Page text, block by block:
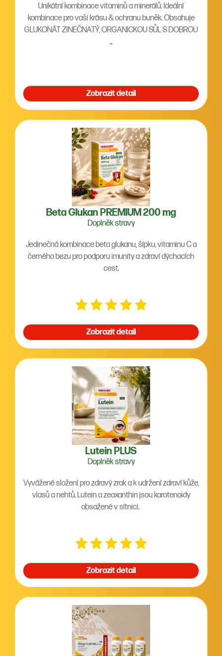
Unikátní kombinace vitaminů a minerálů. Ideální
kombinace pro vaši krásu & ochranu buněk. Obsahuje
GLUKONÁT ZINEČNATÝ, ORGANICKOU SŮL S DOBROU
...
Zobrazit detail
Beta Glukan PREMIUM 200 mg
Doplněk stravy
Jedinečná kombinace beta glukanu, šípku, vitaminu C a
černého bezu pro podporu imunity a zdraví dýchacích
cest.
Zobrazit detail
Lutein PLUS
Doplněk stravy
Vyvážené složení pro zdravý zrak a k udržení zdraví kůže,
vlasů a nehtů. Lutein a zeaxanthin jsou karotenoidy
obsažené v sítnici.
Zobrazit detail